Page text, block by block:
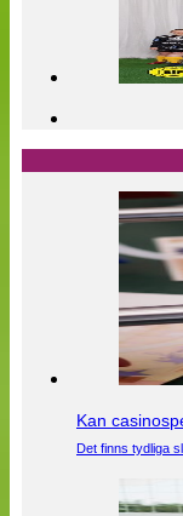
Kan
Det finns tydliga